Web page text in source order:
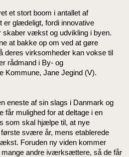
et stort boom i antallet af
glædeligt, fordi innovative
skaber vækst og udvikling i byen.
at bakke op om ved at gøre
virksomheder kan vokse til
rådmand i By- og
Kommune, Jane Jegind (V).
eneste af sin slags i Danmark og
mulighed for at deltage i en
som skal hjælpe til, at nye
svære år, mens etablerede
Foruden ny viden kommer
mange andre iværksættere, så de får